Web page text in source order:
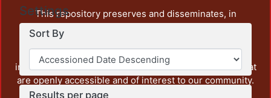
Settings
Sort By
Results per page
This repository preserves and disseminates, in
unrestricted open access, the teaching and research
output of UAM Azcapotzalco. It also includes some
administrative and graphic documents from the
institution, as well as content from other institutions that
are openly accessible and of interest to our community.